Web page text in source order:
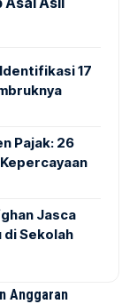
17
Pajak: 26
Jasca
di Sekolah
Anggaran